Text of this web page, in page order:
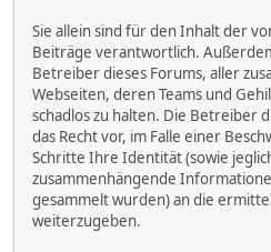
Sie allein sind für den Inhalt der
Beiträge verantwortlich.
Betreiber dieses Forums, aller
Webseiten, deren Teams und
schadlos zu halten. Die Betreiber
das Recht vor, im Falle einer
Schritte Ihre Identität (sowie
zusammenhängende
gesammelt wurden) an die
weiterzugeben.